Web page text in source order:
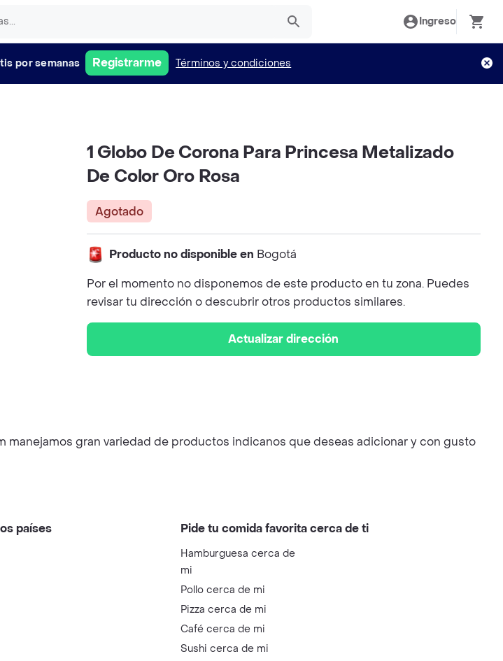
Ingreso
por semanas Registrarme Términos y condiciones
1 Globo De Corona Para Princesa Metalizado
De Color Oro Rosa
Agotado
Producto no disponible en Bogotá
Por el momento no disponemos de este producto en tu zona. Puedes
revisar tu dirección o descubrir otros productos similares.
Actualizar dirección
gran variedad de productos indicanos que deseas adicionar y con gusto
países Pide tu comida favorita cerca de ti
Hamburguesa cerca de
mi
Pollo cerca de mi
Pizza cerca de mi
Café cerca de mi
Sushi cerca de mi